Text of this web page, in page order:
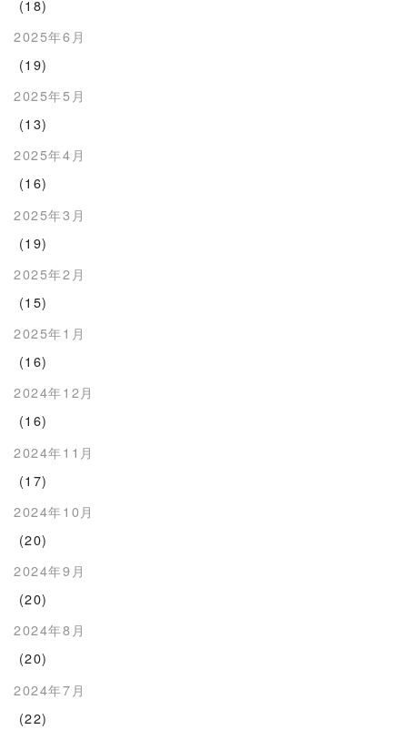
(18)
2025年6月
(19)
2025年5月
(13)
2025年4月
(16)
2025年3月
(19)
2025年2月
(15)
2025年1月
(16)
2024年12月
(16)
2024年11月
(17)
2024年10月
(20)
2024年9月
(20)
2024年8月
(20)
2024年7月
(22)